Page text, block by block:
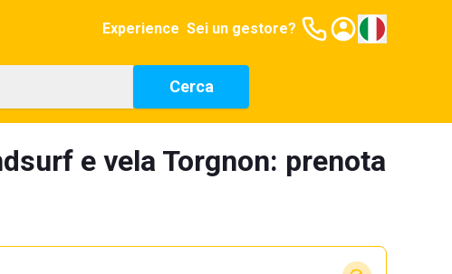
Experience Sei un gestore?
Cerca
e vela Torgnon: prenota